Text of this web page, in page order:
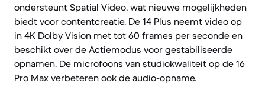
ondersteunt Spatial Video, wat nieuwe mogelijkheden
biedt voor contentcreatie. De 14 Plus neemt video op
in 4K Dolby Vision met tot 60 frames per seconde en
beschikt over de Actiemodus voor gestabiliseerde
opnamen. De microfoons van studiokwaliteit op de 16
Pro Max verbeteren ook de audio-opname.